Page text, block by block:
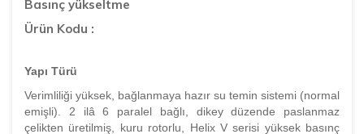
Basınç yükseltme
Ürün Kodu :
Yapı Türü
Verimliliği yüksek, bağlanmaya hazır su temin sistemi (normal
emişli). 2 ilâ 6 paralel bağlı, dikey düzende paslanmaz
çelikten üretilmiş, kuru rotorlu, Helix V serisi yüksek basınç